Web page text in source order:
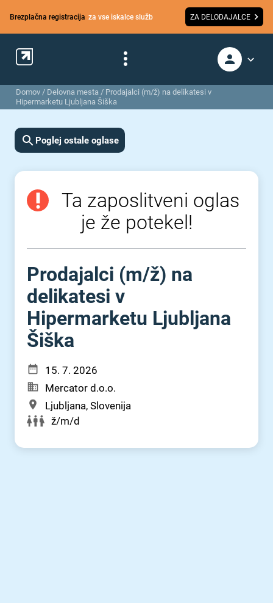
Brezplačna registracija za vse iskalce služb ZA DELODAJALCE
Domov / Delovna mesta / Prodajalci (m/ž) na delikatesi v
Hipermarketu Ljubljana Šiška
Poglej ostale oglase
Ta zaposlitveni oglas
je že potekel!
Prodajalci (m⁠/⁠ž) na
delikatesi v
Hipermarketu Ljubljana
Šiška
15. 7. 2026
Mercator d.o.o.
Ljubljana, Slovenija
ž/m/d